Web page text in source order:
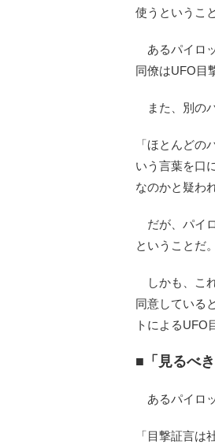
使うというこ
あるパイロ
同僚はUFO目
また、別の
「ほとんどの
いう言葉を口
なのかと疑わ
だが、パイ
ということだ。
しかも、こ
同意している
トによるUFO
■「見るべ
あるパイロ
「目撃証言